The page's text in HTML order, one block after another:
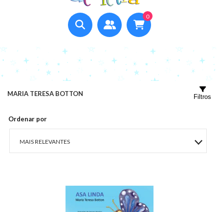
0
MARIA TERESA BOTTON
Ordenar por
MAIS RELEVANTES
Filtros